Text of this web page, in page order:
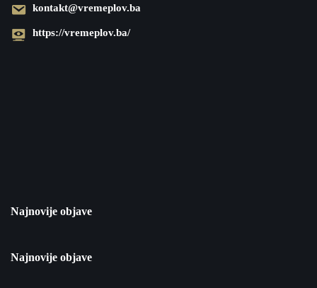
kontakt@vremeplov.ba
https://vremeplov.ba/
Najnovije objave
Najnovije objave